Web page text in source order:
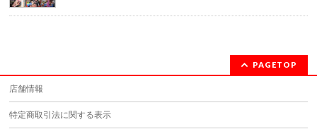
PAGETOP
店舗情報
特定商取引法に関する表示